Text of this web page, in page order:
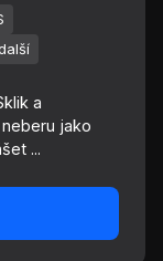
a
jako
...